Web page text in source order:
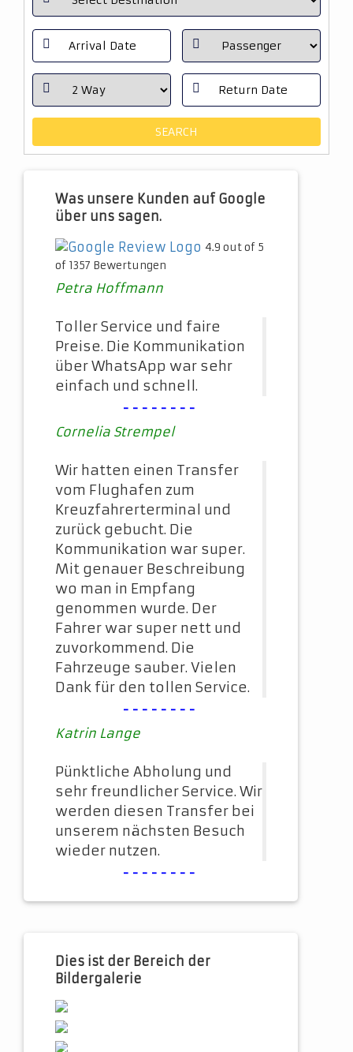
Was unsere Kunden auf Google
über uns sagen.
4.9 out of 5
of 1357 Bewertungen
Petra Hoffmann
Toller Service und faire
Preise. Die Kommunikation
über WhatsApp war sehr
einfach und schnell.
--------
Cornelia Strempel
Wir hatten einen Transfer
vom Flughafen zum
Kreuzfahrerterminal und
zurück gebucht. Die
Kommunikation war super.
Mit genauer Beschreibung
wo man in Empfang
genommen wurde. Der
Fahrer war super nett und
zuvorkommend. Die
Fahrzeuge sauber. Vielen
Dank für den tollen Service.
--------
Katrin Lange
Pünktliche Abholung und
sehr freundlicher Service. Wir
werden diesen Transfer bei
unserem nächsten Besuch
wieder nutzen.
--------
Dies ist der Bereich der
Bildergalerie